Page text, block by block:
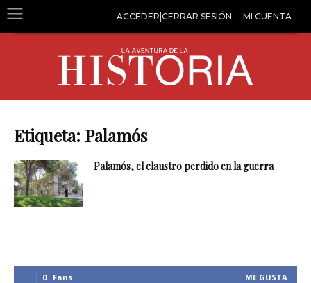
ACCEDER|CERRAR SESIÓN MI CUENTA
Etiqueta: Palamós
Palamós, el claustro perdido en la guerra
0 Fans ME GUSTA